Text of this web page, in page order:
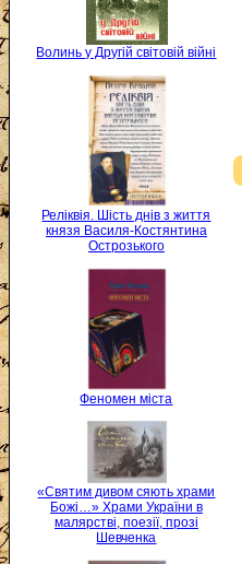
Волинь у Другій світовій війні
Реліквія. Шість днів з життя
князя Василя-Костянтина
Острозького
Феномен міста
«Святим дивом сяють храми
Божі…» Храми України в
малярстві, поезії, прозі
Шевченка